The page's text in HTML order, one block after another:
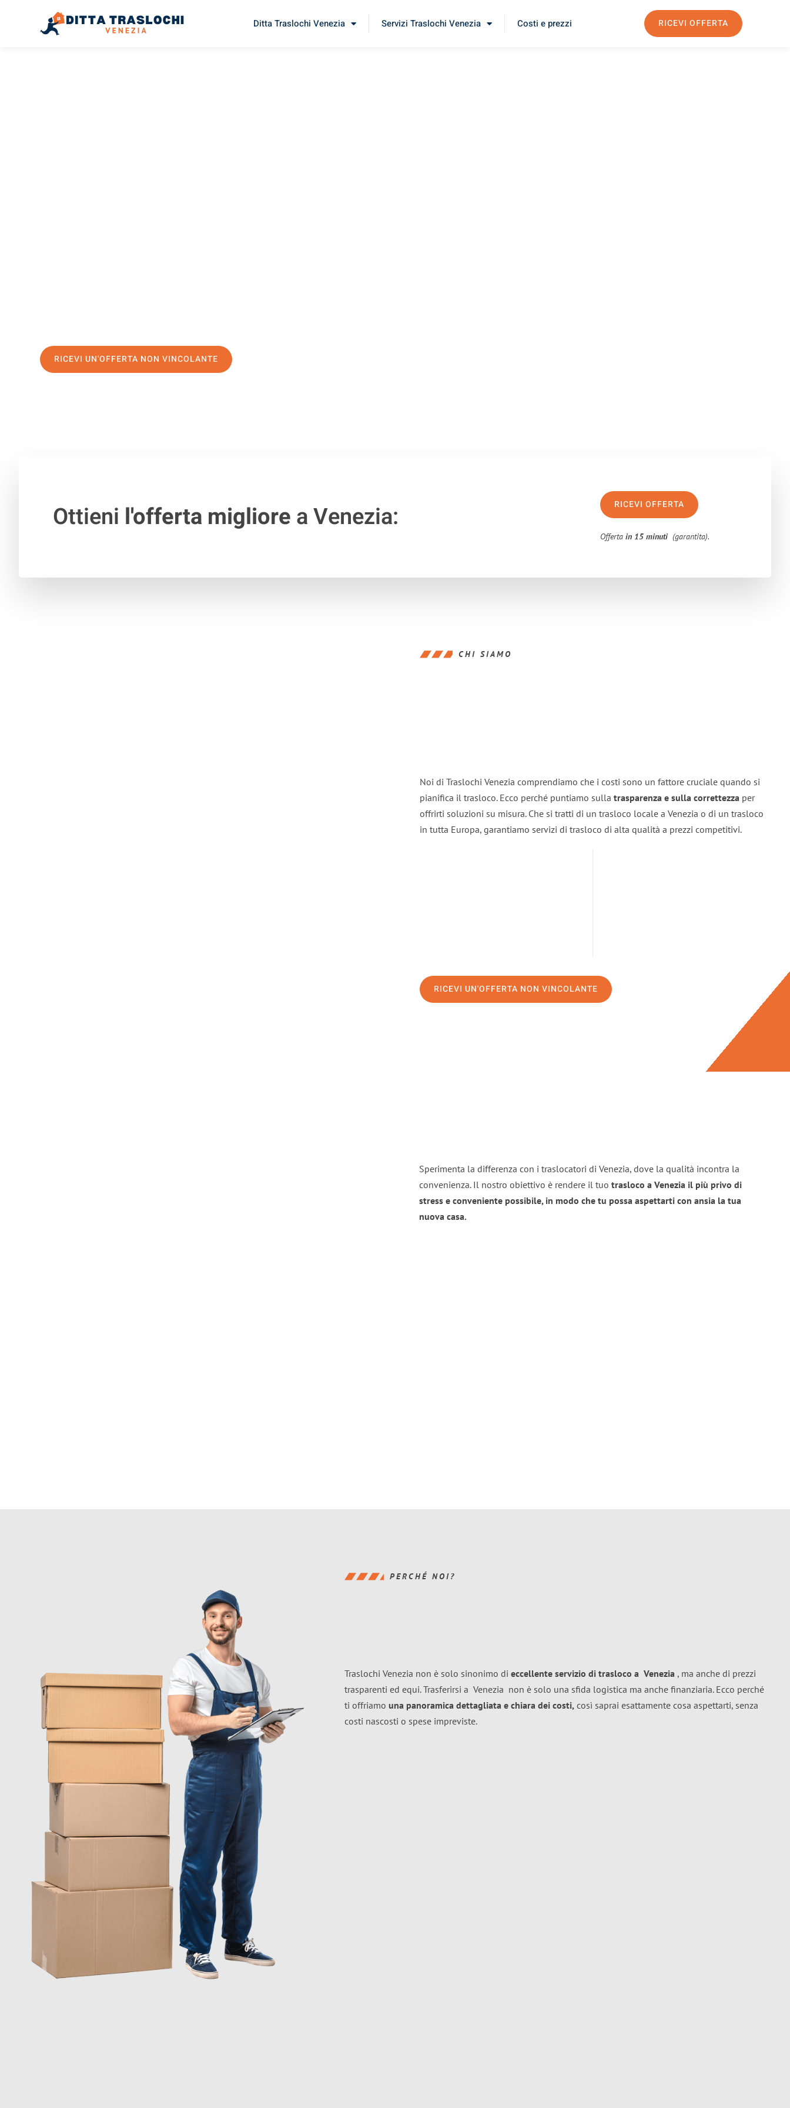
Ditta Traslochi Venezia Servizi Traslochi Venezia Costi e prezzi RICEVI OFFERTA
RICEVI UN'OFFERTA NON VINCOLANTE
Ottieni l'offerta migliorea Venezia: RICEVI OFFERTA
Offertain 15 minuti (garantita).
CHI SIAMO
Noi di Traslochi Venezia comprendiamo che i costi sono un fattore cruciale quando si
pianifica il trasloco. Ecco perché puntiamo sulla trasparenza e sulla correttezza per
offrirti soluzioni su misura. Che si tratti di un trasloco locale a Venezia o di un trasloco
in tutta Europa, garantiamo servizi di trasloco di alta qualità a prezzi competitivi.
RICEVI UN'OFFERTA NON VINCOLANTE
Sperimenta la differenza con i traslocatori di Venezia, dove la qualità incontra la
convenienza. Il nostro obiettivo è rendere il tuo trasloco a Venezia il più privo di
stress e conveniente possibile, in modo che tu possa aspettarti con ansia la tua
nuova casa.
PERCHÉ NOI?
Traslochi Venezia non è solo sinonimo di eccellente servizio di trasloco a Venezia , ma anche di prezzi
trasparenti ed equi. Trasferirsi a Venezia non è solo una sfida logistica ma anche finanziaria. Ecco perché
ti offriamo una panoramica dettagliata e chiara dei costi, così saprai esattamente cosa aspettarti, senza
costi nascosti o spese impreviste.